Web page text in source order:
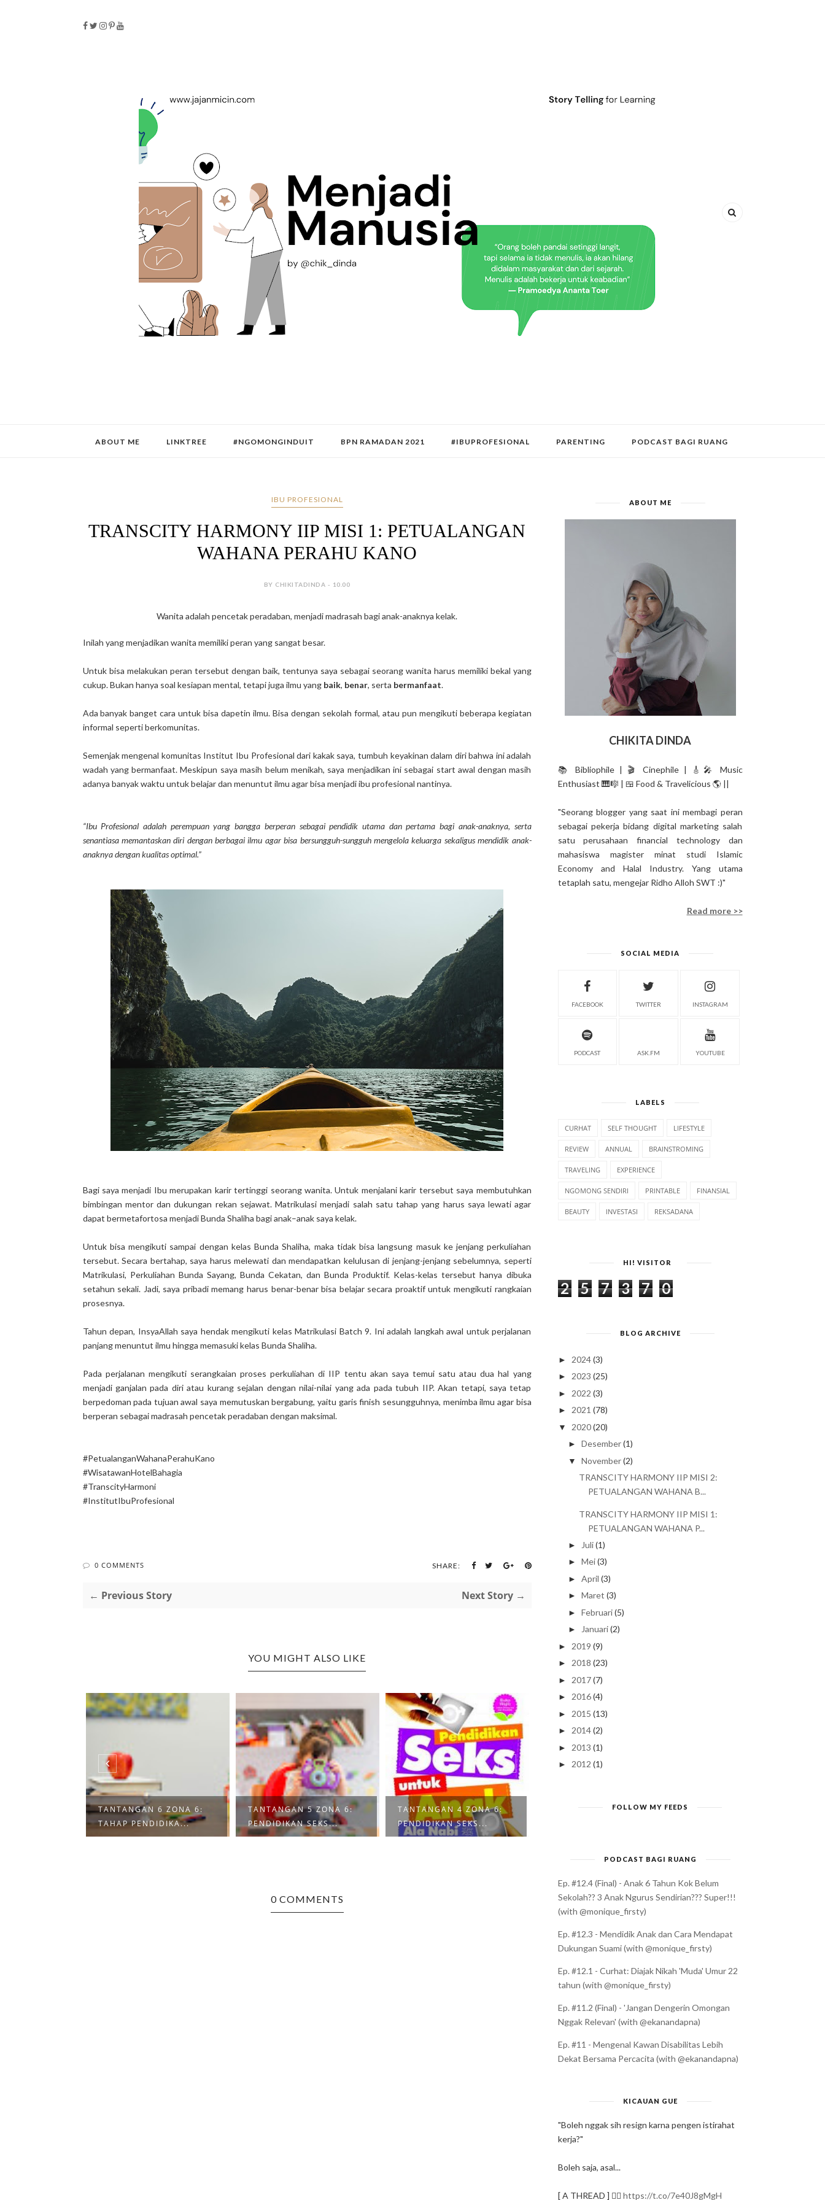
ABOUT ME LINKTREE #NGOMONGINDUIT BPN RAMADAN 2021 #IBUPROFESIONAL PARENTING PODCAST BAGI RUANG
IBU PROFESIONAL
TRANSCITY HARMONY IIP MISI 1: PETUALANGAN
WAHANA PERAHU KANO
BY CHIKITADINDA - 10.00
Wanita adalah pencetak peradaban, menjadi madrasah bagi anak-anaknya kelak.
Inilah yang menjadikan wanita memiliki peran yang sangat besar.
Untuk bisa melakukan peran tersebut dengan baik, tentunya saya sebagai seorang wanita harus memiliki bekal yang
cukup. Bukan hanya soal kesiapan mental, tetapi juga ilmu yang baik, benar, serta bermanfaat.
Ada banyak banget cara untuk bisa dapetin ilmu. Bisa dengan sekolah formal, atau pun mengikuti beberapa kegiatan
informal seperti berkomunitas.
Semenjak mengenal komunitas Institut Ibu Profesional dari kakak saya, tumbuh keyakinan dalam diri bahwa ini adalah
wadah yang bermanfaat. Meskipun saya masih belum menikah, saya menjadikan ini sebagai start awal dengan masih
adanya banyak waktu untuk belajar dan menuntut ilmu agar bisa menjadi ibu profesional nantinya.
“Ibu Profesional adalah perempuan yang bangga berperan sebagai pendidik utama dan pertama bagi anak-anaknya, serta
senantiasa memantaskan diri dengan berbagai ilmu agar bisa bersungguh-sungguh mengelola keluarga sekaligus mendidik anak-
anaknya dengan kualitas optimal.”
Bagi saya menjadi Ibu merupakan karir tertinggi seorang wanita. Untuk menjalani karir tersebut saya membutuhkan
bimbingan mentor dan dukungan rekan sejawat. Matrikulasi menjadi salah satu tahap yang harus saya lewati agar
dapat bermetafortosa menjadi Bunda Shaliha bagi anak–anak saya kelak.
Untuk bisa mengikuti sampai dengan kelas Bunda Shaliha, maka tidak bisa langsung masuk ke jenjang perkuliahan
tersebut. Secara bertahap, saya harus melewati dan mendapatkan kelulusan di jenjang-jenjang sebelumnya, seperti
Matrikulasi, Perkuliahan Bunda Sayang, Bunda Cekatan, dan Bunda Produktif. Kelas-kelas tersebut hanya dibuka
setahun sekali. Jadi, saya pribadi memang harus benar-benar bisa belajar secara proaktif untuk mengikuti rangkaian
prosesnya.
Tahun depan, InsyaAllah saya hendak mengikuti kelas Matrikulasi Batch 9. Ini adalah langkah awal untuk perjalanan
panjang menuntut ilmu hingga memasuki kelas Bunda Shaliha.
Pada perjalanan mengikuti serangkaian proses perkuliahan di IIP tentu akan saya temui satu atau dua hal yang
menjadi ganjalan pada diri atau kurang sejalan dengan nilai-nilai yang ada pada tubuh IIP. Akan tetapi, saya tetap
berpedoman pada tujuan awal saya memutuskan bergabung, yaitu garis finish sesungguhnya, menimba ilmu agar bisa
berperan sebagai madrasah pencetak peradaban dengan maksimal.
#PetualanganWahanaPerahuKano
#WisatawanHotelBahagia
#TranscityHarmoni
#InstitutIbuProfesional
0 COMMENTS SHARE:
← Previous Story Next Story →
YOU MIGHT ALSO LIKE
TANTANGAN 6 ZONA 6:
TAHAP PENDIDIKA...
TANTANGAN 5 ZONA 6:
PENDIDIKAN SEKS...
TANTANGAN 4 ZONA 6:
PENDIDIKAN SEKS...
ALIRAN RASA HOTEL
TANTANGAN 8 ZONA 6:
0 COMMENTS
ABOUT ME
CHIKITA DINDA
📚 Bibliophile | 🎬 Cinephile | 🎸🎤 Music
Enthusiast 🎹🎼 | 🍱 Food & Travelicious 🌎 ||
"Seorang blogger yang saat ini membagi peran
sebagai pekerja bidang digital marketing salah
satu perusahaan financial technology dan
mahasiswa magister minat studi Islamic
Economy and Halal Industry. Yang utama
tetaplah satu, mengejar Ridho Alloh SWT :)"
Read more >>
SOCIAL MEDIA
FACEBOOK TWITTER INSTAGRAM
PODCAST ASK.FM YOUTUBE
LABELS
CURHAT SELF THOUGHT LIFESTYLE
REVIEW ANNUAL BRAINSTROMING
TRAVELING EXPERIENCE
NGOMONG SENDIRI PRINTABLE FINANSIAL
BEAUTY INVESTASI REKSADANA
HI! VISITOR
2 5 7 3 7 0
BLOG ARCHIVE
► 2024 (3)
► 2023 (25)
► 2022 (3)
► 2021 (78)
▼ 2020 (20)
►Desember(1)
▼ November(2)
TRANSCITY HARMONY IIP MISI 2:
PETUALANGAN WAHANA B...
TRANSCITY HARMONY IIP MISI 1:
PETUALANGAN WAHANA P...
► Juli(1)
►Mei(3)
►April (3)
►Maret (3)
►Februari(5)
► Januari(2)
► 2019 (9)
► 2018 (23)
► 2017 (7)
► 2016 (4)
► 2015 (13)
► 2014 (2)
► 2013 (1)
► 2012 (1)
FOLLOW MY FEEDS
PODCAST BAGI RUANG
Ep. #12.4 (Final) - Anak 6 Tahun Kok Belum
Sekolah?? 3 Anak Ngurus Sendirian??? Super!!!
(with @monique_firsty)
Ep. #12.3 - Mendidik Anak dan Cara Mendapat
Dukungan Suami (with @monique_firsty)
Ep. #12.1 - Curhat: Diajak Nikah 'Muda' Umur 22
tahun (with @monique_firsty)
Ep. #11.2 (Final) - 'Jangan Dengerin Omongan
Nggak Relevan' (with @ekanandapna)
Ep. #11 - Mengenal Kawan Disabilitas Lebih
Dekat Bersama Percacita (with @ekanandapna)
KICAUAN GUE
"Boleh nggak sih resign karna pengen istirahat
kerja?"
Boleh saja, asal...
[ A THREAD ] ✍🏻 https://t.co/7e40J8gMgH